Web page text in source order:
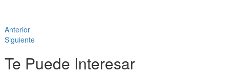
Anterior
Siguiente
Te Puede Interesar